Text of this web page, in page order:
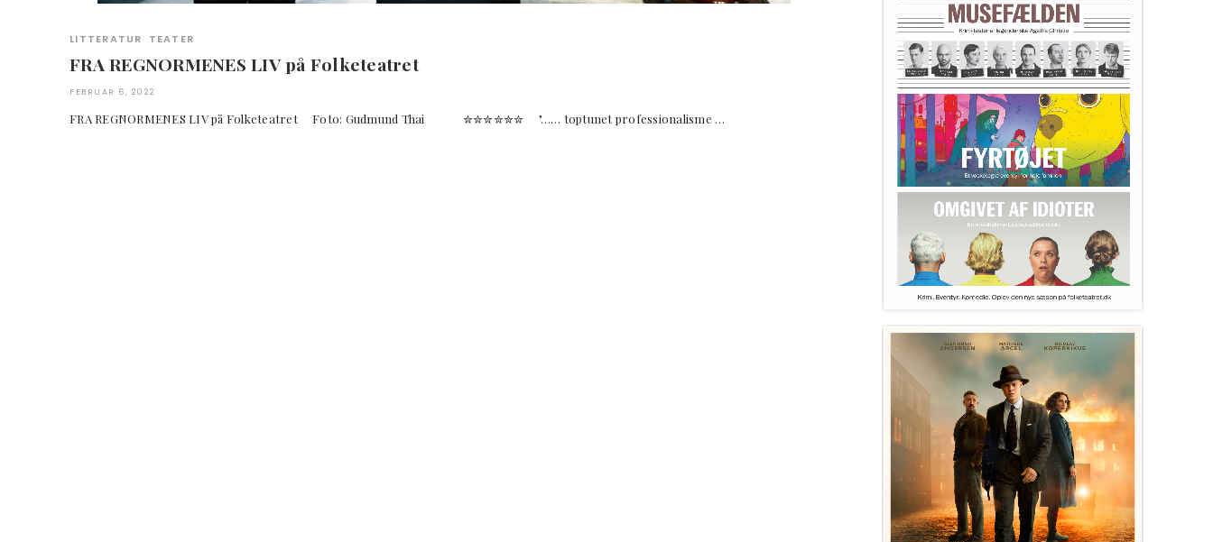
LITTERATUR TEATER
FRA REGNORMENES LIV på Folketeatret
FEBRUAR 6, 2022
FRA REGNORMENES LIV på Folketeatret Foto: Gudmund Thai ✮✮✮✮✮✮ "…… toptunet professionalisme …